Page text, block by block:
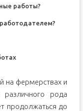
работы?
на фермерствах и
различного рода
продолжаться до